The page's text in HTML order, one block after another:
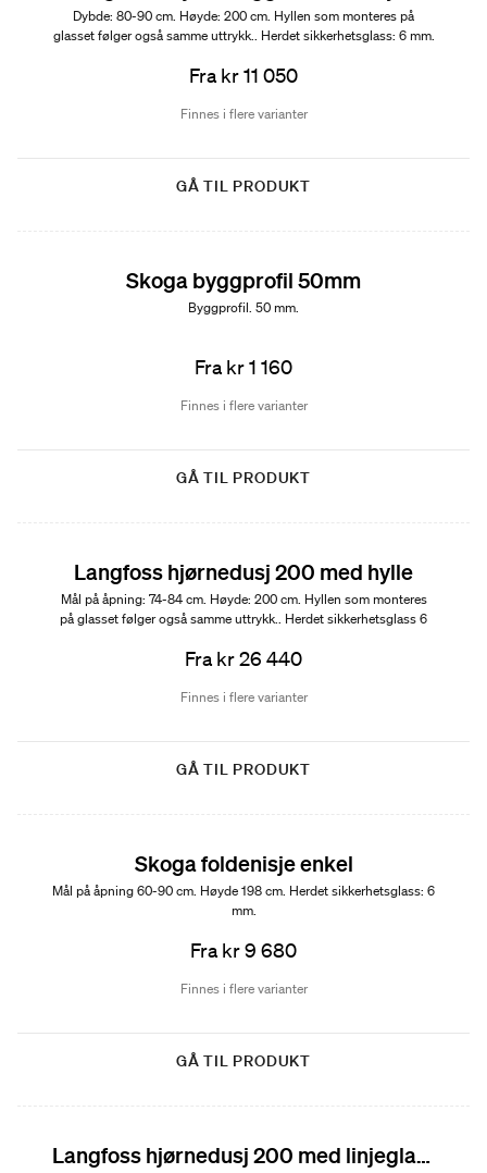
Dybde: 80-90 cm. Høyde: 200 cm. Hyllen som monteres på
glasset følger også samme uttrykk.. Herdet sikkerhetsglass: 6 mm.
Fra kr 11 050
Finnes i flere varianter
GÅ TIL PRODUKT
Skoga byggprofil 50mm
Byggprofil. 50 mm.
Fra kr 1 160
Finnes i flere varianter
GÅ TIL PRODUKT
Langfoss hjørnedusj 200 med hylle
Mål på åpning: 74-84 cm. Høyde: 200 cm. Hyllen som monteres
på glasset følger også samme uttrykk.. Herdet sikkerhetsglass 6
Fra kr 26 440
Finnes i flere varianter
GÅ TIL PRODUKT
Skoga foldenisje enkel
Mål på åpning 60-90 cm. Høyde 198 cm. Herdet sikkerhetsglass: 6
mm.
Fra kr 9 680
Finnes i flere varianter
GÅ TIL PRODUKT
Langfoss hjørnedusj 200 med linjeglass og hylle